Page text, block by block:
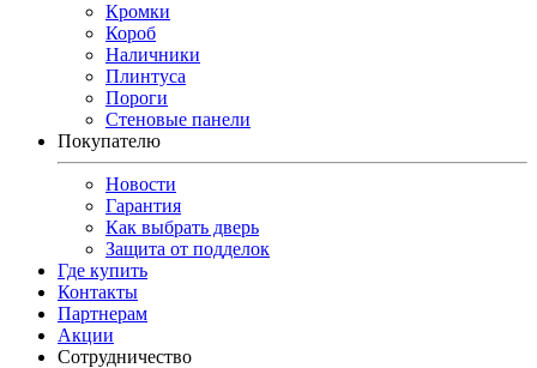
Кромки
Короб
Наличники
Плинтуса
Пороги
Стеновые панели
Покупателю
Новости
Гарантия
Как выбрать дверь
Защита от подделок
Где купить
Контакты
Партнерам
Акции
Сотрудничество